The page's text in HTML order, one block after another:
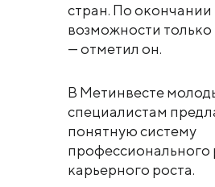
стран. По
возможности только
— отметил он.
В Метинвесте
специалистам
понятную систему
профессионального
карьерного роста.